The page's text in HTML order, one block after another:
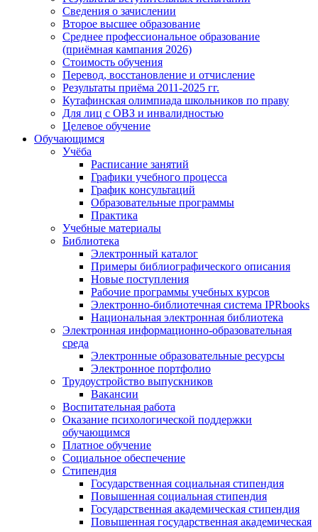
Сведения о зачислении
Второе высшее образование
Среднее профессиональное образование
(приёмная кампания 2026)
Стоимость обучения
Перевод, восстановление и отчисление
Результаты приёма 2011-2025 гг.
Кутафинская олимпиада школьников по праву
Для лиц с ОВЗ и инвалидностью
Целевое обучение
Обучающимся
Учёба
Расписание занятий
Графики учебного процесса
График консультаций
Образовательные программы
Практика
Учебные материалы
Библиотека
Электронный каталог
Примеры библиографического описания
Новые поступления
Рабочие программы учебных курсов
Электронно-библиотечная система IPRbooks
Национальная электронная библиотека
Электронная информационно-образовательная
среда
Электронные образовательные ресурсы
Электронное портфолио
Трудоустройство выпускников
Вакансии
Воспитательная работа
Оказание психологической поддержки
обучающимся
Платное обучение
Социальное обеспечение
Стипендия
Государственная социальная стипендия
Повышенная социальная стипендия
Государственная академическая стипендия
Повышенная государственная академическая